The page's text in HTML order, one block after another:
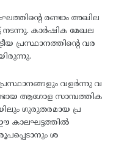
രണ്ടാം അഖില
നടന്നു. കാർഷിക മേഖല
പ്രസ്ഥാനത്തിന്റെ വര
വളർന്നു വ
ആഗോള സാമ്പത്തിക
ഗുരുതരമായ പ്ര
കാലഘട്ടത്തിൽ
ശ